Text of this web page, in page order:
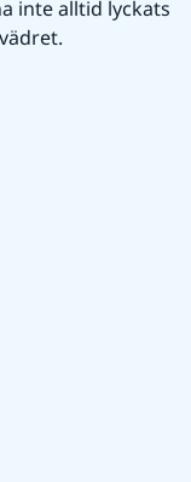
inte alltid lyckats